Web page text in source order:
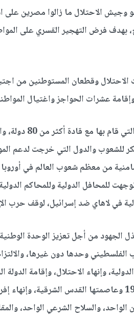
وجيش الاحتلال ما زالوا مصرين
فرض التهجير القسري على
الاحتلال وقطعان المستوطنين من
عشرات الحواجز واغتيال
وأشار الرئيس،
للشعوب والدول التي خرجت لدعم
من معظم شعوب العالم في أوروبا
للمحافل الدولية وللمحاكم
في لاهاي ضد إسرائيل، لوقف حرب
الجهود من أجل تعزيز الوحدة
وحدها دون غيرها،
الدولية، وإنهاء الاحتلال، وإقامة
الواحد، والسلاح الشرعي الواحد،